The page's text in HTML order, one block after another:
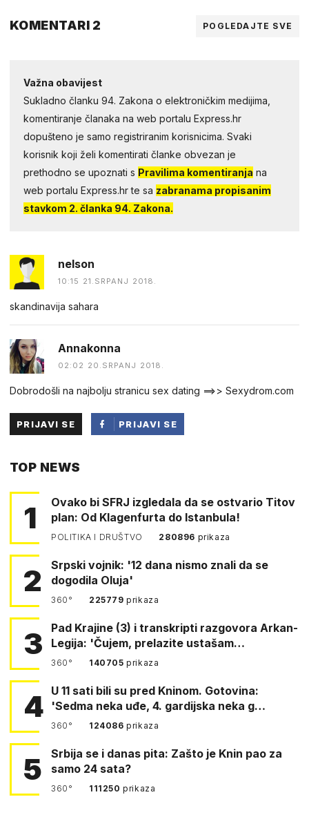
KOMENTARI 2 POGLEDAJTE SVE
Važna obavijest
Sukladno članku 94. Zakona o elektroničkim medijima,
komentiranje članaka na web portalu Express.hr
dopušteno je samo registriranim korisnicima. Svaki
korisnik koji želi komentirati članke obvezan je
prethodno se upoznati s Pravilima komentiranja na
web portalu Express.hr te sa zabranama propisanim
stavkom 2. članka 94. Zakona.
nelson
10:15 21.SRPANJ 2018.
skandinavija sahara
Annakonna
02:02 20.SRPANJ 2018.
Dobrodošli na najbolju stranicu sex dating ==>> Sexydrom.com
PRIJAVI SE
PRIJAVI SE
TOP NEWS
1
Ovako bi SFRJ izgledala da se ostvario Titov
plan: Od Klagenfurta do Istanbula!
POLITIKA I DRUŠTVO 280896 prikaza
2
Srpski vojnik: '12 dana nismo znali da se
dogodila Oluja'
360° 225779prikaza
3
Pad Krajine (3) i transkripti razgovora Arkan-
Legija: 'Čujem, prelazite ustašam…
360° 140705prikaza
4 U 11 sati bili su pred Kninom. Gotovina:
'Sedma neka uđe, 4. gardijska neka g…
360° 124086prikaza
5
Srbija se i danas pita: Zašto je Knin pao za
samo 24 sata?
360° 111250prikaza